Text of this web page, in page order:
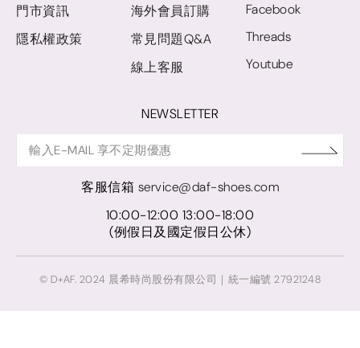
門市資訊
隱私權政策
海外會員訂購
常見問題Q&A
線上客服
Facebook
Threads
Youtube
NEWSLETTER
客服信箱 service@daf-shoes.com
10:00-12:00 13:00-18:00
(例假日及國定假日公休)
© D+AF. 2024 晨希時尚股份有限公司｜統一編號 27921248